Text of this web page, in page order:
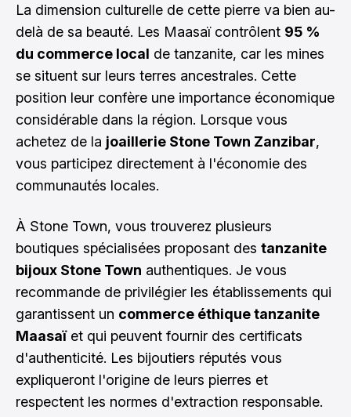
La dimension culturelle de cette pierre va bien au-
delà de sa beauté. Les Maasaï contrôlent 95 %
du commerce local de tanzanite, car les mines
se situent sur leurs terres ancestrales. Cette
position leur confère une importance économique
considérable dans la région. Lorsque vous
achetez de la joaillerie Stone Town Zanzibar,
vous participez directement à l'économie des
communautés locales.
À Stone Town, vous trouverez plusieurs
boutiques spécialisées proposant des tanzanite
bijoux Stone Town authentiques. Je vous
recommande de privilégier les établissements qui
garantissent un commerce éthique tanzanite
Maasaïet qui peuvent fournir des certificats
d'authenticité. Les bijoutiers réputés vous
expliqueront l'origine de leurs pierres et
respectent les normes d'extraction responsable.